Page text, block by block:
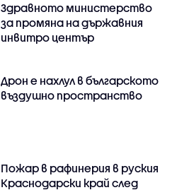
Здравното министерство
за промяна на държавния
инвитро център
Дрон е нахлул в българското
въздушно пространство
Пожар в рафинерия в руския
Краснодарски край след